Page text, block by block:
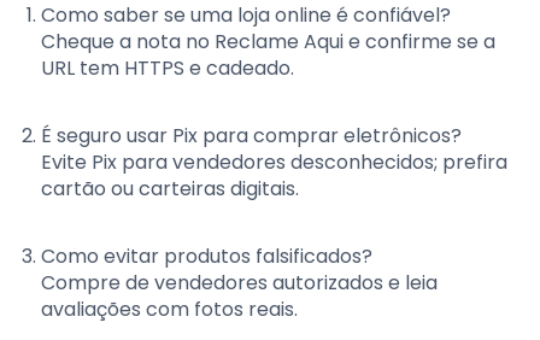
Como saber se uma loja online é confiável?
Cheque a nota no Reclame Aqui e confirme se a
URL tem HTTPS e cadeado.
É seguro usar Pix para comprar eletrônicos?
Evite Pix para vendedores desconhecidos; prefira
cartão ou carteiras digitais.
Como evitar produtos falsificados?
Compre de vendedores autorizados e leia
avaliações com fotos reais.